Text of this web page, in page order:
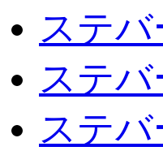
ステ
ステ
ステ